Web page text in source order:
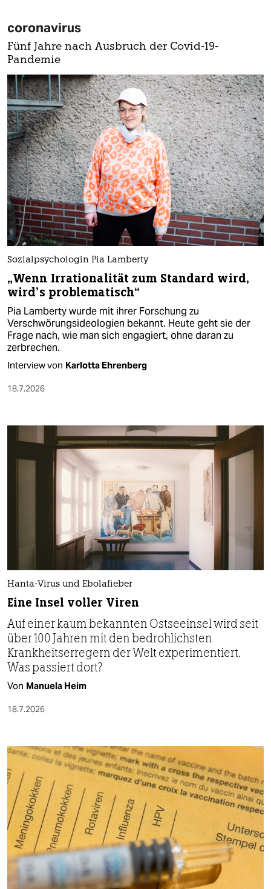
coronavirus
Fünf Jahre nach Ausbruch der Covid-19-
Pandemie
Sozialpsychologin Pia Lamberty
„Wenn Irrationalität zum Standard wird,
wird’s problematisch“
Pia Lamberty wurde mit ihrer Forschung zu
Verschwörungsideologien bekannt. Heute geht sie der
Frage nach, wie man sich engagiert, ohne daran zu
zerbrechen.
Interview von Karlotta Ehrenberg
18.7.2026
Hanta-Virus und Ebolafieber
Eine Insel voller Viren
Auf einer kaum bekannten Ostseeinsel wird seit
über 100 Jahren mit den bedrohlichsten
Krankheitserregern der Welt experimentiert.
Was passiert dort?
Von Manuela Heim
18.7.2026